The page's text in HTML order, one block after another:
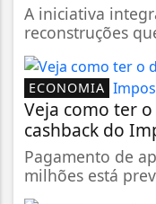
A iniciativa
reconstruções
ECONOMIA
Veja como ter
cashback do
Pagamento de
milhões está